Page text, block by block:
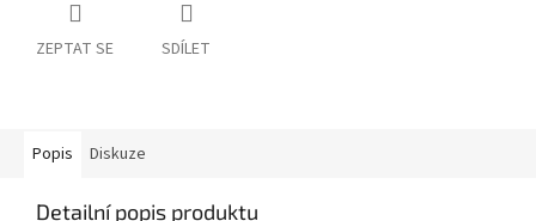
ZEPTAT SE SDÍLET
Popis Diskuze
Detailní popis produktu